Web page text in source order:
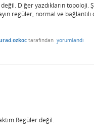
Diğer yazdıkların topoloji.
regüler, normal ve bağlantılı
tarafından yorumlandı
değil.